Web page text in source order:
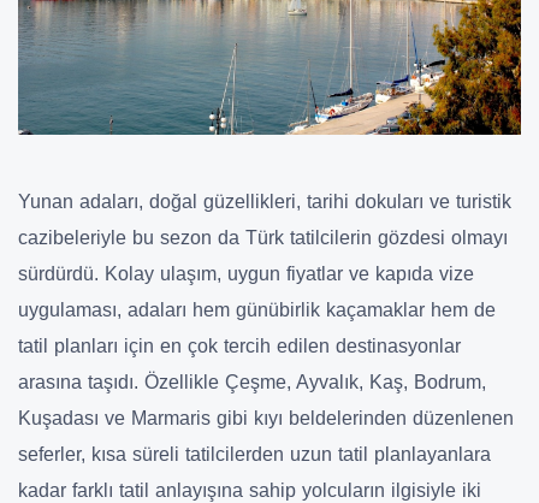
Yunan adaları, doğal güzellikleri, tarihi dokuları ve turistik
cazibeleriyle bu sezon da Türk tatilcilerin gözdesi olmayı
sürdürdü. Kolay ulaşım, uygun fiyatlar ve kapıda vize
uygulaması, adaları hem günübirlik kaçamaklar hem de
tatil planları için en çok tercih edilen destinasyonlar
arasına taşıdı. Özellikle Çeşme, Ayvalık, Kaş, Bodrum,
Kuşadası ve Marmaris gibi kıyı beldelerinden düzenlenen
seferler, kısa süreli tatilcilerden uzun tatil planlayanlara
kadar farklı tatil anlayışına sahip yolcuların ilgisiyle iki